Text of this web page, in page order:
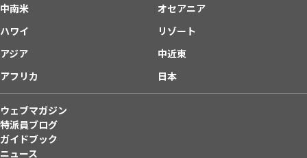
中南米
オセアニア
ハワイ
リゾート
アジア
中近東
アフリカ
日本
ウェブマガジン
特派員ブログ
ガイドブック
ニュース